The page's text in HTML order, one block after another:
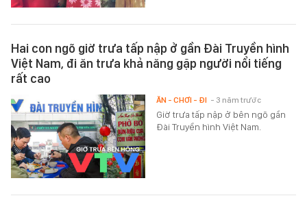
Hai con ngõ giờ trưa tấp nập ở gần Đài Truyền hình
Việt Nam, đi ăn trưa khả năng gặp người nổi tiếng
rất cao
Giờ trưa tấp nập ở bên ngõ gần
Đài Truyền hình Việt Nam.
ĂN - CHƠI - ĐI - 3 năm trước